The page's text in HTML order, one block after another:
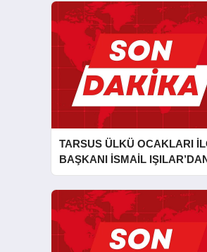
TARSUS ÜLKÜ OCAKLARI
BAŞKANI İSMAİL
İLKYARDIM EĞİTİCİ
MURAT CAN FİDAN’A